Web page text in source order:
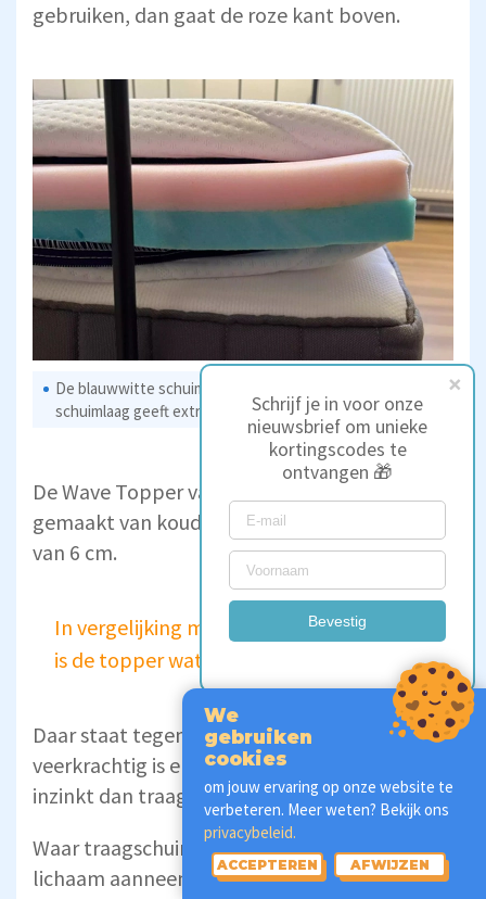
gebruiken, dan gaat de roze kant boven.
De blauwwitte schuimlaag levert zacht comfort. De roze
schuimlaag geeft extra ondersteuning.
De Wave Topper van Wave by M line is
gemaakt van koudschuim en heeft een dikte
van 6 cm.
In vergelijking met andere topmatrassen
is de topper wat aan de dunne kant.
Daar staat tegenover dat koudschuim vrij
veerkrachtig is en doorgaans minder ver
inzinkt dan traagschuim of latex.
Waar traagschuim langzaam de vorm van het
lichaam aanneemt, biedt koudschuim vaak
Schrijf je in voor onze
nieuwsbrief om unieke
kortingscodes te
ontvangen 🎁
Bevestig
We
gebruiken
cookies
om jouw ervaring op onze website te
verbeteren. Meer weten? Bekijk ons
privacybeleid.
ACCEPTEREN AFWIJZEN